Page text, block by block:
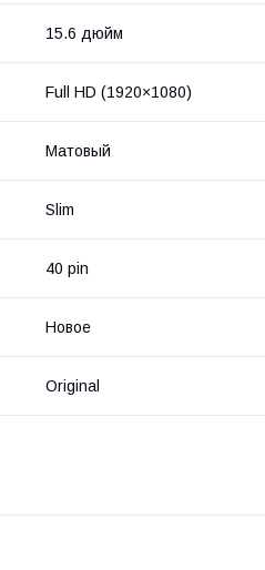
15.6 дюйм
Full HD (1920×1080)
Матовый
Slim
40 pin
Новое
Original